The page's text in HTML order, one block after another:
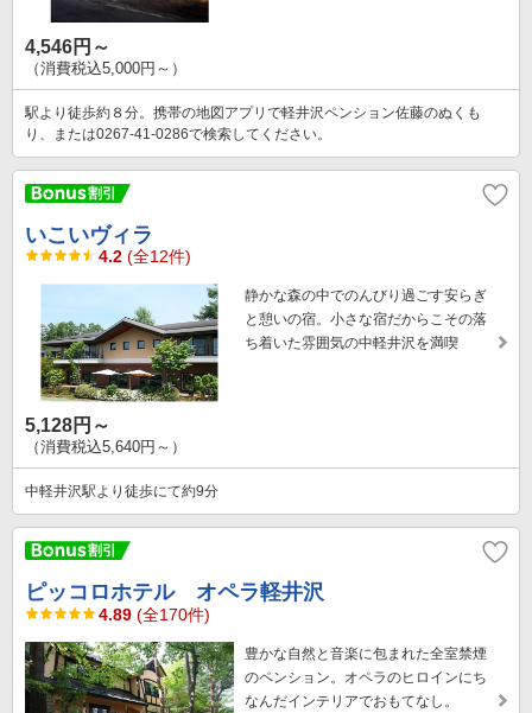
4,546円～
（消費税込5,000円～）
駅より徒歩約８分。携帯の地図アプリで軽井沢ペンション佐藤のぬくも
り、または0267-41-0286で検索してください。
いこいヴィラ
4.2 (全12件)
静かな森の中でのんびり過ごす安らぎ
と憩いの宿。小さな宿だからこその落
ち着いた雰囲気の中軽井沢を満喫
5,128円～
（消費税込5,640円～）
中軽井沢駅より徒歩にて約9分
ピッコロホテル オペラ軽井沢
4.89 (全170件)
豊かな自然と音楽に包まれた全室禁煙
のペンション。オペラのヒロインにち
なんだインテリアでおもてなし。